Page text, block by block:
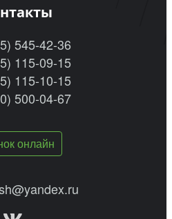
545-42-36
115-09-15
115-10-15
500-04-67
онлайн